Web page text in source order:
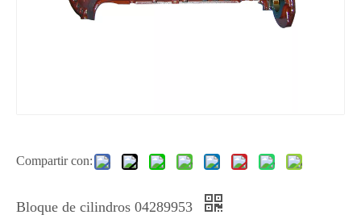
Compartir con:
Bloque de cilindros 04289953